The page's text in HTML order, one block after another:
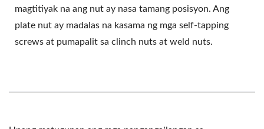
magtitiyak na ang nut ay nasa tamang posisyon. Ang
plate nut ay madalas na kasama ng mga self-tapping
screws at pumapalit sa clinch nuts at weld nuts.